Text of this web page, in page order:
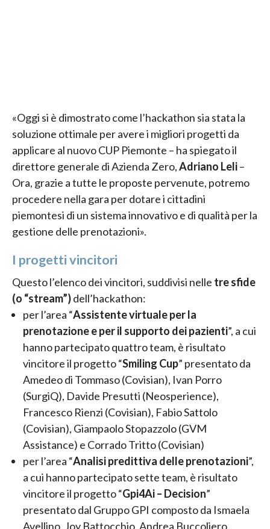
«Oggi si è dimostrato come l’hackathon sia stata la
soluzione ottimale per avere i migliori progetti da
applicare al nuovo CUP Piemonte – ha spiegato il
direttore generale di Azienda Zero,Adriano Leli–
Ora, grazie a tutte le proposte pervenute, potremo
procedere nella gara per dotare i cittadini
piemontesi di un sistema innovativo e di qualità per la
gestione delle prenotazioni».
I progetti vincitori
Questo l’elenco dei vincitori, suddivisi nelle tre sfide
(o “stream”)dell’hackathon:
per l’area “Assistente virtuale per la
prenotazione e per il supporto dei pazienti”, a cui
hanno partecipato quattro team, è risultato
vincitore il progetto “Smiling Cup” presentato da
Amedeo di Tommaso (Covisian), Ivan Porro
(SurgiQ), Davide Presutti (Neosperience),
Francesco Rienzi (Covisian), Fabio Sattolo
(Covisian), Giampaolo Stopazzolo (GVM
Assistance) e Corrado Tritto (Covisian)
per l’area “Analisi predittiva delle prenotazioni”,
a cui hanno partecipato sette team, è risultato
vincitore il progetto “Gpi4Ai – Decision”
presentato dal Gruppo GPI composto da Ismaela
Avellino, Joy Battocchio, Andrea Buccoliero,